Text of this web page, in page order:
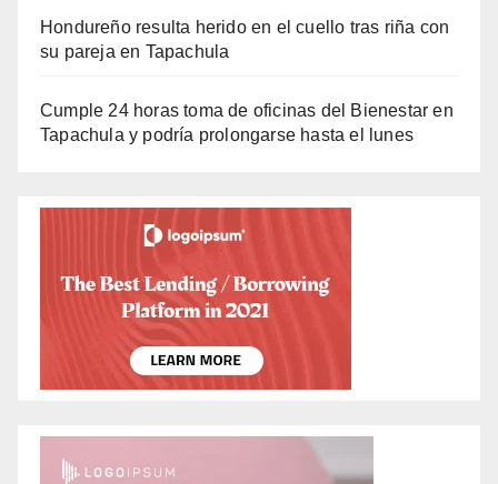
Hondureño resulta herido en el cuello tras riña con
su pareja en Tapachula
Cumple 24 horas toma de oficinas del Bienestar en
Tapachula y podría prolongarse hasta el lunes